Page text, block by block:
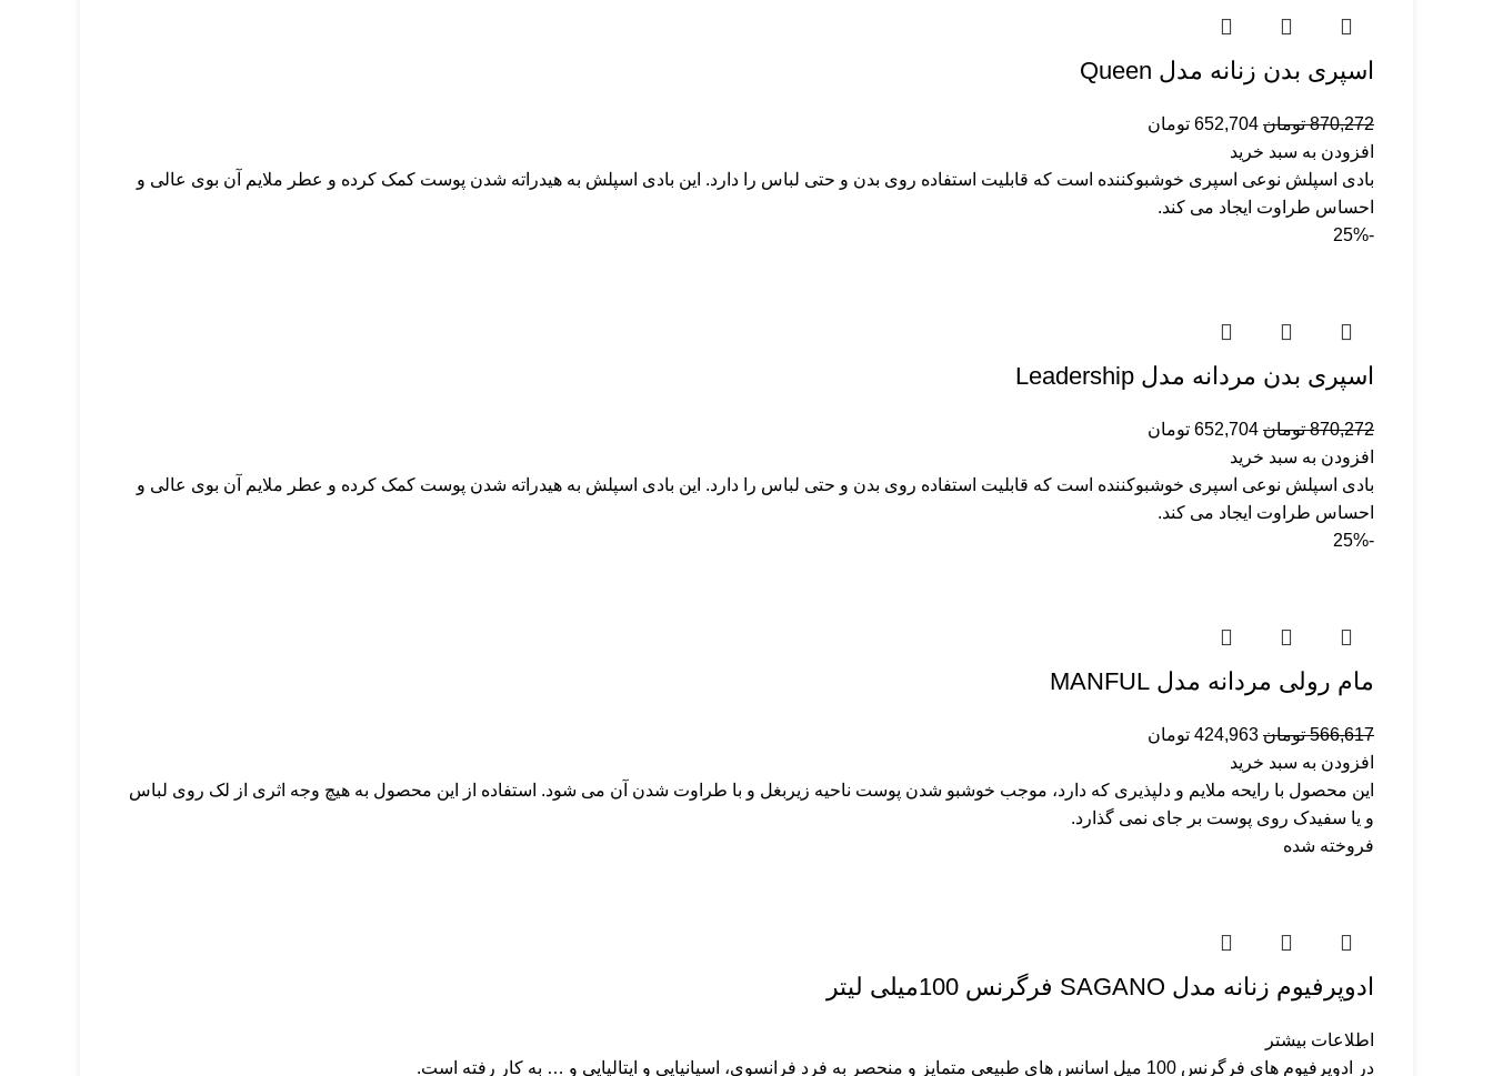
اسپری بدن زنانه مدل Queen
870,272 تومان 652,704 تومان
افزودن به سبد خرید
بادی اسپلش نوعی اسپری خوشبوکننده‌ است که قابلیت استفاده روی بدن و حتی لباس را دارد. این بادی اسپلش به هیدراته شدن پوست کمک کرده و عطر ملایم آن بوی عالی و
احساس طراوت ایجاد می کند.
-25%
اسپری بدن مردانه مدل Leadership
870,272 تومان 652,704 تومان
افزودن به سبد خرید
بادی اسپلش نوعی اسپری خوشبوکننده‌ است که قابلیت استفاده روی بدن و حتی لباس را دارد. این بادی اسپلش به هیدراته شدن پوست کمک کرده و عطر ملایم آن بوی عالی و
احساس طراوت ایجاد می کند.
-25%
مام رولی مردانه مدل MANFUL
566,617 تومان 424,963 تومان
افزودن به سبد خرید
این محصول با رایحه ملایم و دلپذیری که دارد، موجب خوشبو شدن پوست ناحیه زیربغل و با طراوت شدن آن می شود. استفاده از این محصول به هیچ وجه اثری از لک روی لباس
و یا سفیدک روی پوست بر جای نمی گذارد.
فروخته شده
ادوپرفیوم زنانه مدل SAGANO فرگرنس 100میلی لیتر
اطلاعات بیشتر
در ادوپرفیوم ­های فرگرنس 100 میل اسانس های طبیعیِ متمایز و منحصر به فرد فرانسوی، اسپانیایی و ایتالیایی و … به کار رفته است.